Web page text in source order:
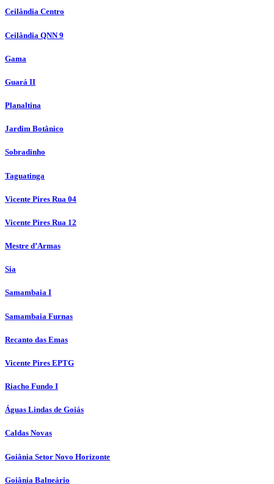
Ceilândia Centro
Ceilândia QNN 9
Gama
Guará II
Planaltina
Jardim Botânico
Sobradinho
Taguatinga
Vicente Pires Rua 04
Vicente Pires Rua 12
Mestre d’Armas
Sia
Samambaia I
Samambaia Furnas
Recanto das Emas
Vicente Pires EPTG
Riacho Fundo I
Águas Lindas de Goiás
Caldas Novas
Goiânia Setor Novo Horizonte
Goiânia Balneário